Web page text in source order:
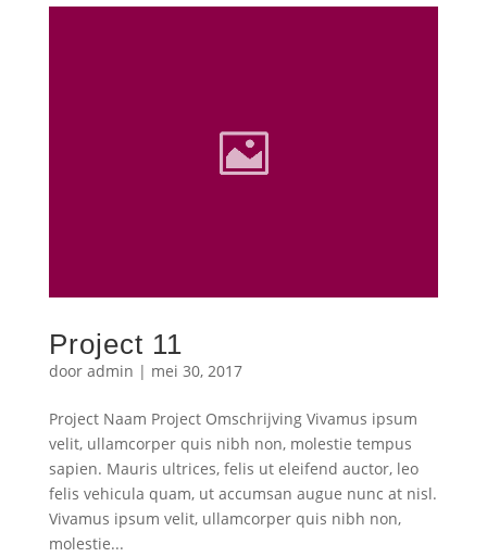
Project 11
door admin | mei 30, 2017
Project Naam Project Omschrijving Vivamus ipsum
velit, ullamcorper quis nibh non, molestie tempus
sapien. Mauris ultrices, felis ut eleifend auctor, leo
felis vehicula quam, ut accumsan augue nunc at nisl.
Vivamus ipsum velit, ullamcorper quis nibh non,
molestie...